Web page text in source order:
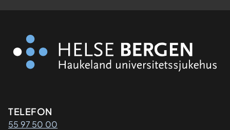
Kontaktinformasjon
TELEFON
55 97 50 00